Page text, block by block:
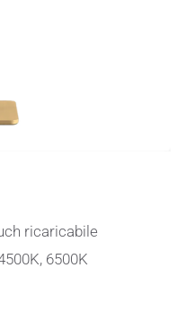
ricaricabile
6500K